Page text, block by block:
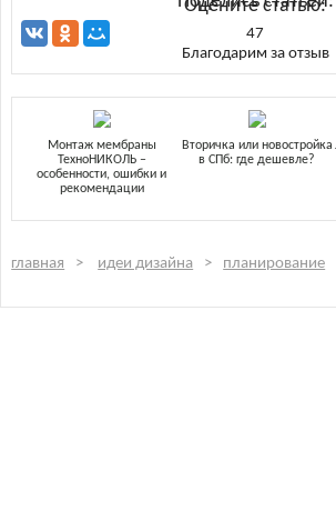
Оцените статью:
47
Благодарим за отзыв
Монтаж мембраны
ТехноНИКОЛЬ –
особенности, ошибки и
рекомендации
Вторичка или новостройка
в СПб: где дешевле?
главная идеи дизайна планирование